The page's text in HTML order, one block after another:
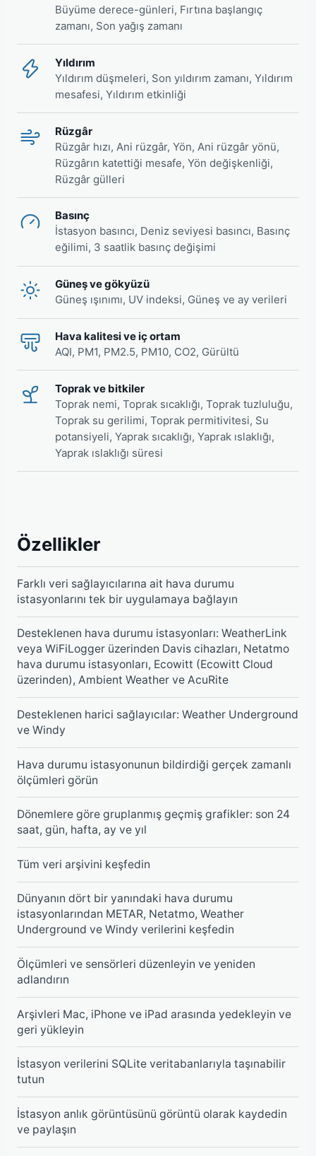
Büyüme derece-günleri, Fırtına başlangıç
zamanı, Son yağış zamanı
Yıldırım
Yıldırım düşmeleri, Son yıldırım zamanı, Yıldırım
mesafesi, Yıldırım etkinliği
Rüzgâr
Rüzgâr hızı, Ani rüzgâr, Yön, Ani rüzgâr yönü,
Rüzgârın katettiği mesafe, Yön değişkenliği,
Rüzgâr gülleri
Basınç
İstasyon basıncı, Deniz seviyesi basıncı, Basınç
eğilimi, 3 saatlik basınç değişimi
Güneş ve gökyüzü
Güneş ışınımı, UV indeksi, Güneş ve ay verileri
Hava kalitesi ve iç ortam
AQI, PM1, PM2.5, PM10, CO2, Gürültü
Toprak ve bitkiler
Toprak nemi, Toprak sıcaklığı, Toprak tuzluluğu,
Toprak su gerilimi, Toprak permitivitesi, Su
potansiyeli, Yaprak sıcaklığı, Yaprak ıslaklığı,
Yaprak ıslaklığı süresi
Özellikler
Farklı veri sağlayıcılarına ait hava durumu
istasyonlarını tek bir uygulamaya bağlayın
Desteklenen hava durumu istasyonları: WeatherLink
veya WiFiLogger üzerinden Davis cihazları, Netatmo
hava durumu istasyonları, Ecowitt (Ecowitt Cloud
üzerinden), Ambient Weather ve AcuRite
Desteklenen harici sağlayıcılar: Weather Underground
ve Windy
Hava durumu istasyonunun bildirdiği gerçek zamanlı
ölçümleri görün
Dönemlere göre gruplanmış geçmiş grafikler: son 24
saat, gün, hafta, ay ve yıl
Tüm veri arşivini keşfedin
Dünyanın dört bir yanındaki hava durumu
istasyonlarından METAR, Netatmo, Weather
Underground ve Windy verilerini keşfedin
Ölçümleri ve sensörleri düzenleyin ve yeniden
adlandırın
Arşivleri Mac, iPhone ve iPad arasında yedekleyin ve
geri yükleyin
İstasyon verilerini SQLite veritabanlarıyla taşınabilir
tutun
İstasyon anlık görüntüsünü görüntü olarak kaydedin
ve paylaşın